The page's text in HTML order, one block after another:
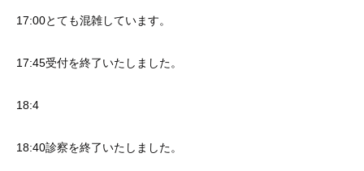
17:00とても混雑しています。
17:45受付を終了いたしました。
18:4
18:40診察を終了いたしました。